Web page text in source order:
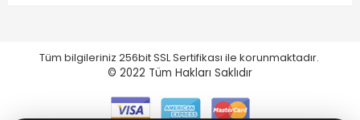
Tüm bilgileriniz 256bit SSL Sertifikası ile korunmaktadır.
© 2022 Tüm Hakları Saklıdır